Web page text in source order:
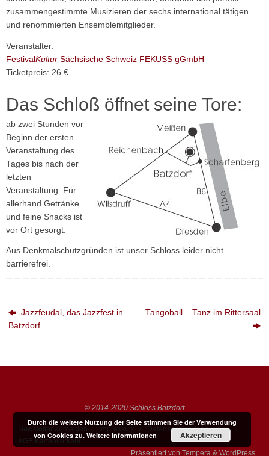
zusammengestimmte Musizieren der sechs international tätigen
und renommierten Ensemblemitglieder.
Veranstalter:
FestivalKultur Sächsische Schweiz FEKUSS gGmbH
Ticketpreis: 26 €
Das Schloß öffnet seine Tore:
ab zwei Stunden vor
Beginn der ersten
Veranstaltung des
Tages bis nach der
letzten
Veranstaltung. Für
allerhand Getränke
und feine Snacks ist
vor Ort gesorgt.
Aus Denkmalschutzgründen ist unser Schloss leider nicht
barrierefrei.
Jazzfeudal, das Jazzfest in
Batzdorf
Tangoball – Tanz im Rittersaal
© 2014-2020 Schloss Batzdorf
Newsletter anmelden Impressum
Datenschutzerklärung
AGB Kartenverkauf
Präsentiert von Tempera & WordPress.
Durch die weitere Nutzung der Seite stimmen Sie der Verwendung
von Cookies zu.Weitere Informationen Akzeptieren